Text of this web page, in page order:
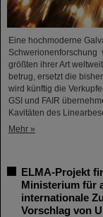
Eine hochmoderne
Schwerionenforschung
größten ihrer Art
betrug, ersetzt die
wird künftig die
GSI und FAIR
Kavitäten des
Mehr »
ELMA-Projekt
Ministerium für
internationale
Vorschlag von